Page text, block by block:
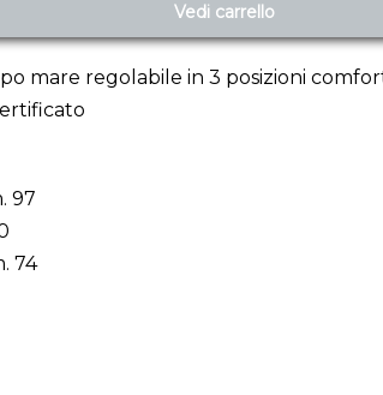
Vedi carrello
mare regolabile in 3 posizioni
97
74